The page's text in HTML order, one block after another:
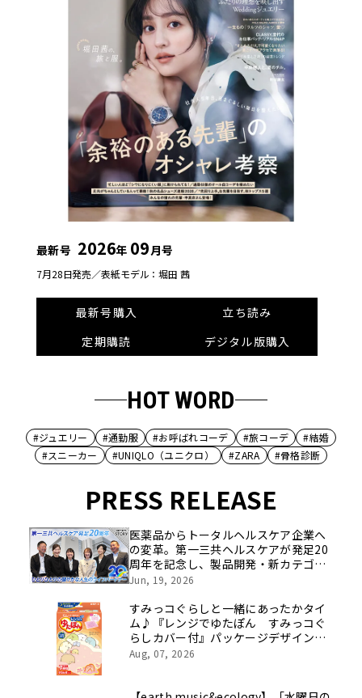
最新号 2026年 09月号
7月28日発売／表紙モデル：堀田 茜
最新号購入
立ち読み
定期購読
デジタル版購入
HOT WORD
#ジュエリー #通勤服 #お呼ばれコーデ #旅コーデ
#結婚
#スニーカー
#UNIQLO（ユニクロ） #ZARA #骨格診断
PRESS RELEASE
医薬品からトータルヘルスケア企業へ
の変革。第一三共ヘルスケアが発足20
周年を記念し、製品開発・新カテゴリ
挑戦の舞台や旧社統合時のエピソード
像を公開！
Jun, 19, 2026
すみっコぐらしと一緒にあったかタイ
ム♪『レンジでゆたぽん すみっコぐ
らしカバー付』パッケージデザインリ
ニューアル
Aug, 07, 2026